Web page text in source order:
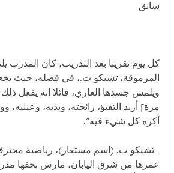
سابق
كل يوم تقريبا بعد التدريب، كان المدرب
المرموقة، تشيكو ت.، في فصله، حيث
ويلمس جسدها العاري، قائلا إنه يفعل
مرة] أريد التقيؤ، رائحته، ويديه،
أكره كل شيء فيه".
- تشيكو ت. (اسم مستعار)، رياضية
عمرها من شرق اليابان، مارس بحقها